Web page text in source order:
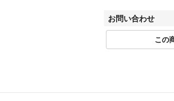
きましてはご容赦くだ
商品画像はできる限
ん。
お問い合わせ
この